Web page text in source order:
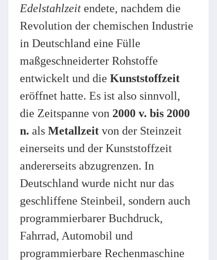
Edelstahlzeit endete, nachdem die
Revolution der chemischen Industrie
in Deutschland eine Fülle
maßgeschneiderter Rohstoffe
entwickelt und die Kunststoffzeit
eröffnet hatte. Es ist also sinnvoll,
die Zeitspanne von 2000 v. bis 2000
n. als Metallzeit von der Steinzeit
einerseits und der Kunststoffzeit
andererseits abzugrenzen. In
Deutschland wurde nicht nur das
geschliffene Steinbeil, sondern auch
programmierbarer Buchdruck,
Fahrrad, Automobil und
programmierbare Rechenmaschine